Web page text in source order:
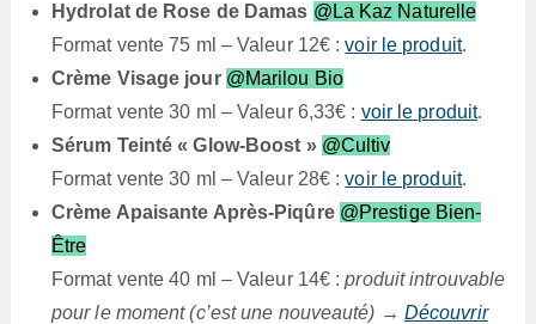
Hydrolat de Rose de Damas @La Kaz Naturelle
Format vente 75 ml – Valeur 12€ :voir le produit.
Crème Visage jour @Marilou Bio
Format vente 30 ml – Valeur 6,33€ : voir le produit.
Sérum Teinté « Glow-Boost » @Cultiv
Format vente 30 ml – Valeur 28€ :voir le produit.
Crème Apaisante Après-Piqûre @Prestige Bien-
Être
Format vente 40 ml – Valeur 14€ :produit introuvable
pour le moment (c’est une nouveauté) → Découvrir